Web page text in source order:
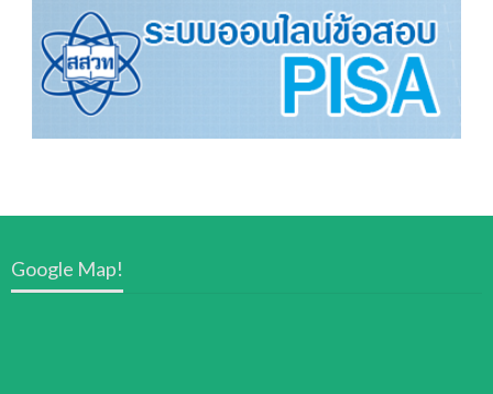
Google Map!